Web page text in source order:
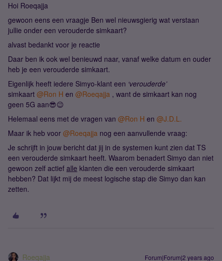
Hoi Roeqajja
gewoon eens een vraagje Ben wel nieuwsgierig wat verstaan
jullie onder een verouderde simkaart?
alvast bedankt voor je reactie
Daar ben ik ook wel benieuwd naar, vanaf welke datum en ouder
heb je een verouderde simkaart.
Eigenlijk heeft iedere Simyo-klant een ‘verouderde’
simkaart @Ron H en @Roeqajja , want de simkaart kan nog
geen 5G aan😎😉
Helemaal eens met de vragen van @Ron H en @J.D.L.
Maar ik heb voor @Roeqajja nog een aanvullende vraag:
Je schrijft in jouw bericht dat jij in de systemen kunt zien dat TS
een verouderde simkaart heeft. Waarom benadert Simyo dan niet
gewoon zelf actief alle klanten die een verouderde simkaart
hebben? Dat lijkt mij de meest logische stap die Simyo dan kan
zetten.
Roeqajja Forum|Forum|2 years ago